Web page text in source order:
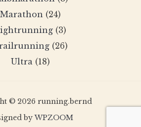
Marathon (24)
(3)
(26)
Ultra(18)
© 2026 running.bernd
byWPZOOM